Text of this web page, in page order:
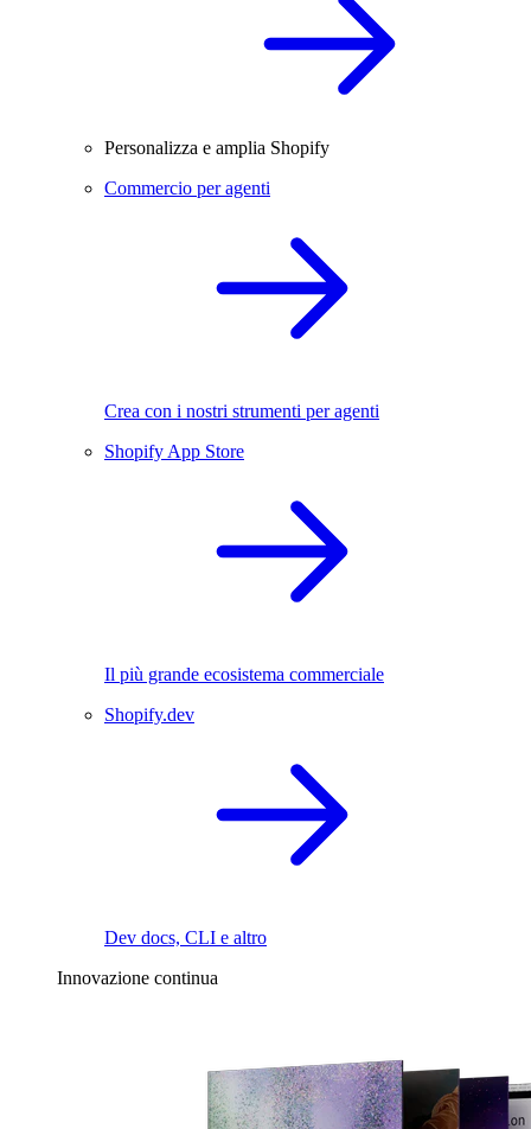
Personalizza e amplia Shopify
Commercio per agenti
Crea con i nostri strumenti per agenti
Shopify App Store
Il più grande ecosistema commerciale
Shopify.dev
Dev docs, CLI e altro
Innovazione continua